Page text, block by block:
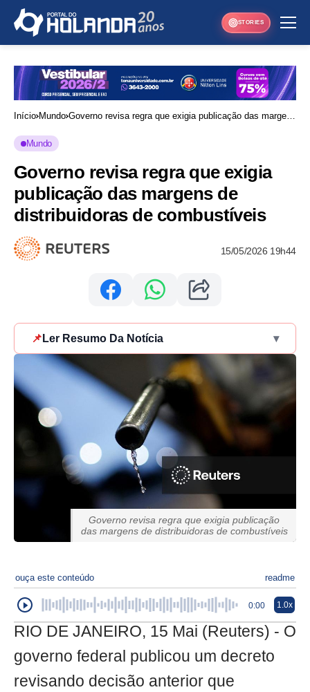
STORIES
Início Mundo Governo revisa regra que exigia publicação das margens
Mundo
Governo revisa regra que exigia
publicação das margens de
distribuidoras de combustíveis
15/05/2026 19h44
📌 Ler Resumo Da Notícia ▾
Governo revisa regra que exigia publicação
das margens de distribuidoras de combustíveis
ouça este conteúdo readme
0:00 1.0x
RIO DE JANEIRO, 15 Mai (Reuters) - O
governo federal publicou um decreto
revisando decisão anterior que